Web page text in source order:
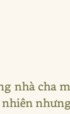
nhà cha